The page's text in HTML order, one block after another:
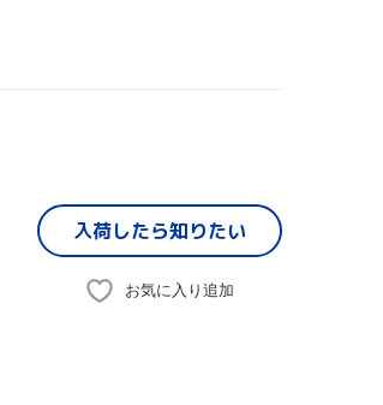
入荷したら知りたい
お気に入り追加